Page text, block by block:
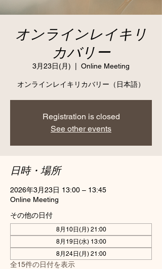
オンラインレイキリ
カバリー
3月23日(月) Online Meeting
オンラインレイキリカバリー（日本語）
Registration is closed
See other events
日時・場所
2026年3月23日 13:00 – 13:45
Online Meeting
その他の日付
8月10日(月) 21:00
8月19日(水) 13:00
8月24日(月) 21:00
全15件の日付を表示